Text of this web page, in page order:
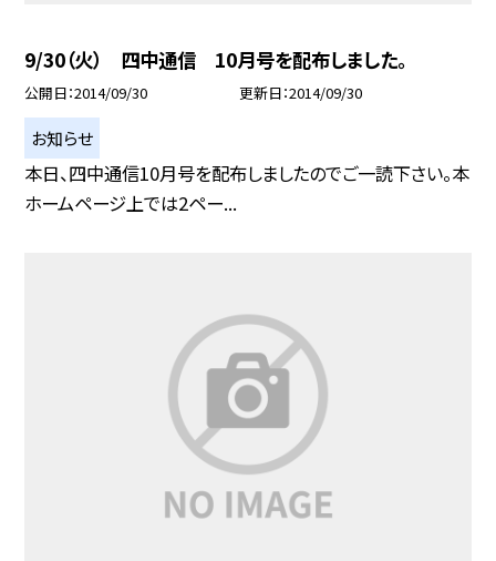
9/30（火） 四中通信 10月号を配布しました。
公開日 2014/09/30 更新日 2014/09/30
お知らせ
本日、四中通信10月号を配布しましたのでご一読下さい。本
ホームページ上では2ペー...